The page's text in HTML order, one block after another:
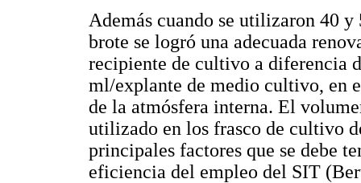
Además cuando se utilizaron 40
brote se logró una adecuada
recipiente de cultivo a diferencia
ml/explante de medio cultivo, en
de la atmósfera interna. El
utilizado en los frasco de cultivo
principales factores que se debe
eficiencia del empleo del SIT